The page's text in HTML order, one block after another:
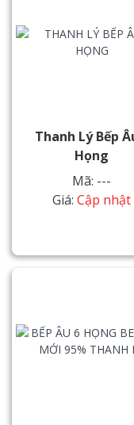
Thanh Lý Bếp
Họng
Mã: ---
Giá: Cập nhật